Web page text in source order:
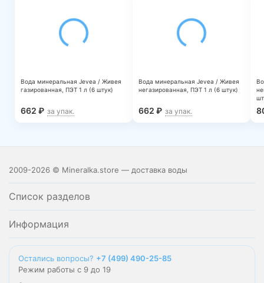
Вода минеральная Jevea / Живея
газированная, ПЭТ 1 л (6 штук)
662 ₽ за упак.
Вода минеральная Jevea / Живея
негазированная, ПЭТ 1 л (6 штук)
662 ₽ за упак.
2009-2026 © Mineralka.store — доставка воды
Список разделов
Информация
Остались вопросы? +7 (499) 490-25-85
Режим работы с 9 до 19